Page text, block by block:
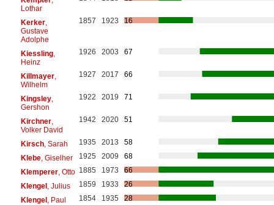
Lothar
Kerker,
Gustave
Adolphe
1857 1923 16
Kiessling,
Heinz
1926 2003 67
Killmayer,
Wilhelm
1927 2017 66
Kingsley,
Gershon
1922 2019 71
Kirchner,
Volker David
1942 2020 51
Kirsch, Sarah 1935 2013
58
Klebe, Giselher 1925 2009
68
Klemperer, Otto 1885 1973
66
Klengel, Julius 1859 1933
26
Klengel, Paul 1854 1935
28